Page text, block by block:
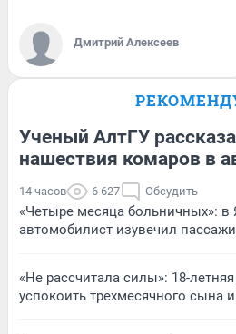
Дмитрий Алексеев
Ученый АлтГУ
нашествия комаров в
14 часов 6 627 Обсудить
«Четыре месяца больничных»: в
автомобилист изувечил
«Не рассчитала силы»: 18-
успокоить трехмесячного сына